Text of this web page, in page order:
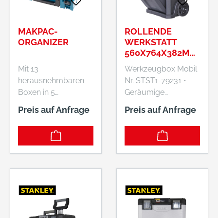
MAKPAC-
ORGANIZER
Mit 13
herausnehmbaren
Boxen in 5
verschiedenen
Größen können Sie
die Organisation aller
Einsätze und
Preis auf Anfrage
ROLLENDE
WERKSTATT
560X764X382MM
2 IN 1 STANLEY
Werkzeugbox Mobil
Nr. STST1-79231 •
Geräumige
Staufächer •
Kugelgelagerter
Schublade •
Teleskopgriff • Große
Verschließbar mit
Vorhängeschloss •
Abnehmbare
Preis auf Anfrage